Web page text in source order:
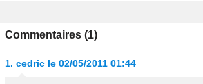
Commentaires (1)
1. cedric le 02/05/2011 01:44